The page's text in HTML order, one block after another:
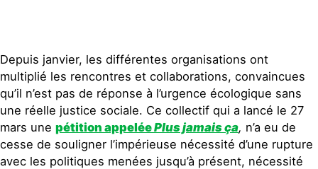
Depuis janvier, les différentes organisations ont
multiplié les rencontres et collaborations, convaincues
qu’il n’est pas de réponse à l’urgence écologique sans
une réelle justice sociale. Ce collectif qui a lancé le 27
mars une pétition appeléePlus jamais ça, n’a eu de
cesse de souligner l’impérieuse nécessité d’une rupture
avec les politiques menées jusqu’à présent, nécessité